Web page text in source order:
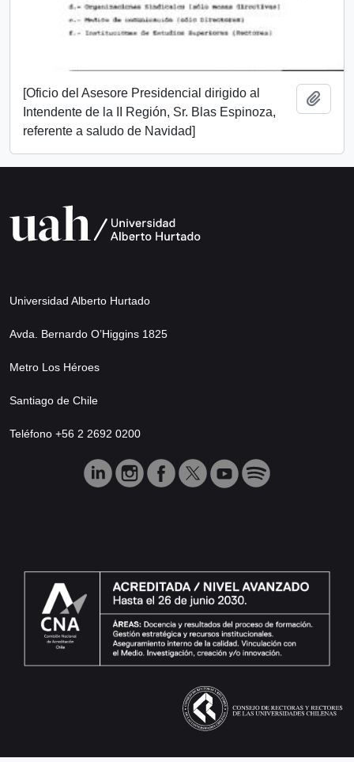
[Oficio del Asesore Presidencial dirigido al
Intendente de la II Región, Sr. Blas Espinoza,
referente a saludo de Navidad]
Universidad Alberto Hurtado
Avda. Bernardo O’Higgins 1825
Metro Los Héroes
Santiago de Chile
Teléfono +56 2 2692 0200